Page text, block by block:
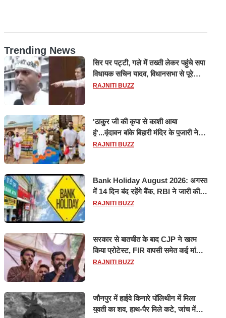
Trending News
सिर पर पट्टी, गले में तख्ती लेकर पहुंचे सपा
विधायक सचिन यादव, विधानसभा से पूरे
मानसून सत्र के लिए किया गया निलंबित
RAJNITI BUZZ
'ठाकुर जी की कृपा से काशी आया
हूं'...वृंदावन बांके बिहारी मंदिर के पुजारी ने
किया श्री काशी विश्वनाथ का जलाभिषेक
RAJNITI BUZZ
Bank Holiday August 2026: अगस्त
में 14 दिन बंद रहेंगे बैंक, RBI ने जारी की
छुट्टियों की लिस्ट​​​​​​​
RAJNITI BUZZ
सरकार से बातचीत के बाद CJP ने खत्म
किया प्रोटेस्ट, FIR वापसी समेत कई मांगों
पर बनी सहमति
RAJNITI BUZZ
जौनपुर में हाईवे किनारे पॉलिथीन में मिला
युवती का शव, हाथ-पैर मिले कटे, जांच में